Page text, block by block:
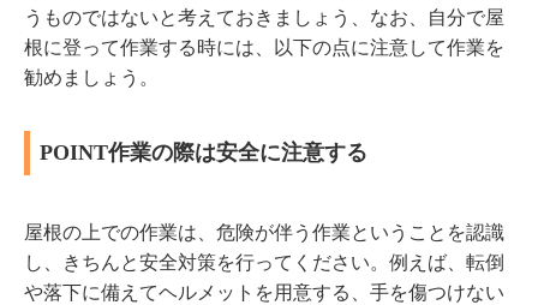
うものではないと考えておきましょう、なお、自分で屋
根に登って作業する時には、以下の点に注意して作業を
勧めましょう。
POINT作業の際は安全に注意する
屋根の上での作業は、危険が伴う作業ということを認識
し、きちんと安全対策を行ってください。例えば、転倒
や落下に備えてヘルメットを用意する、手を傷つけない